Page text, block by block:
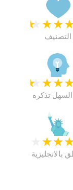
★
★
★
التصنيف
★
★
★
تذكره
★
★
بالانجليزية